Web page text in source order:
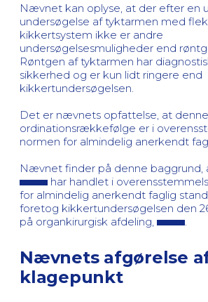
Nævnet kan oplyse, at der efter en
undersøgelse af tyktarmen med
kikkertsystem ikke er andre
undersøgelsesmuligheder end
Røntgen af tyktarmen har
sikkerhed og er kun lidt ringere end
kikkertundersøgelsen.
Det er nævnets opfattelse, at denne
ordinationsrækkefølge er i
normen for almindelig anerkendt
Nævnet finder på denne baggrund,
har handlet i
for almindelig anerkendt faglig
foretog kikkertundersøgelsen den
på organkirurgisk afdeling,
Nævnets afgørelse
klagepunkt